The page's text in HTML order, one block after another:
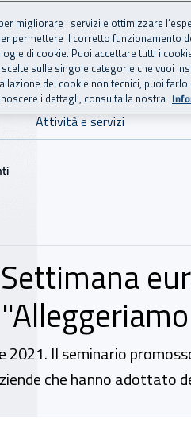
Attività e servizi
2021. Il seminario
che hanno adottato
migliorare i servizi e ottimizzare
permettere il corretto funzionamento
di cookie. Puoi accettare tutti i cookie
sulle singole categorie che vuoi
dei cookie non tecnici, puoi farlo
i dettagli, consulta la nostra